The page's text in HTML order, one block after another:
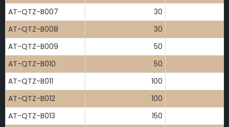
AT-QTZ-B007
30
AT-QTZ-B008
30
AT-QTZ-B009
50
AT-QTZ-B010
50
AT-QTZ-B011
100
AT-QTZ-B012
100
AT-QTZ-B013
150